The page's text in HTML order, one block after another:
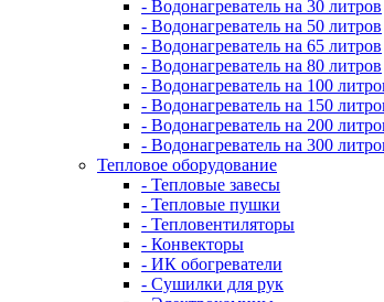
- Водонагреватель на 30 литров
- Водонагреватель на 50 литров
- Водонагреватель на 65 литров
- Водонагреватель на 80 литров
- Водонагреватель на 100
- Водонагреватель на 150
- Водонагреватель на 200
- Водонагреватель на 300
Тепловое оборудование
- Тепловые завесы
- Тепловые пушки
- Тепловентиляторы
- Конвекторы
- ИК обогреватели
- Сушилки для рук